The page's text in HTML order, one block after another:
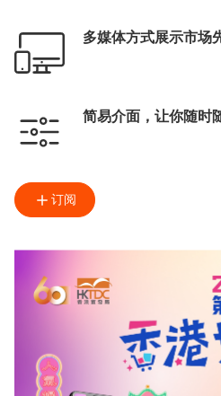
多媒体方式展示市场
简易介面，让你随时
订阅